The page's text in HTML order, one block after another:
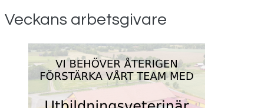
Veckans arbetsgivare